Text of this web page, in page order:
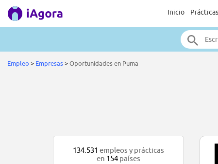
Inicio Prácticas
Empleo > Empresas>Oportunidades en Puma
134.531 empleos y prácticas
en 154 países